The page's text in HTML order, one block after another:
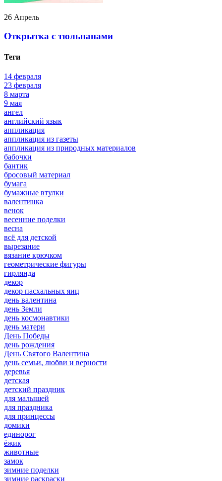
26 Апрель
Открытка с тюльпанами
Теги
14 февраля
23 февраля
8 марта
9 мая
ангел
английский язык
аппликация
аппликация из газеты
аппликация из природных материалов
бабочки
бантик
бросовый материал
бумага
бумажные втулки
валентинка
венок
весенние поделки
весна
всё для детской
вырезание
вязание крючком
геометрические фигуры
гирлянда
декор
декор пасхальных яиц
день валентина
день Земли
день космонавтики
день матери
День Победы
день рождения
День Святого Валентина
день семьи, любви и верности
деревья
детская
детский праздник
для малышей
для праздника
для принцессы
домики
единорог
ёжик
животные
замок
зимние поделки
зимние раскраски